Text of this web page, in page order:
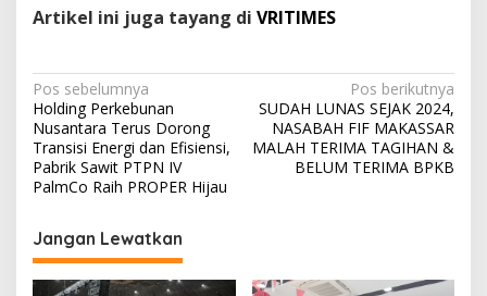
Artikel ini juga tayang di VRITIMES
N
a
v
i
a
s
Pos sebelumnya
Holding Perkebunan
Nusantara Terus Dorong
Transisi Energi dan Efisiensi,
Pabrik Sawit PTPN IV
PalmCo Raih PROPER Hijau
Pos berikutnya
SUDAH LUNAS SEJAK 2024,
NASABAH FIF MAKASSAR
MALAH TERIMA TAGIHAN &
BELUM TERIMA BPKB
Jangan Lewatkan